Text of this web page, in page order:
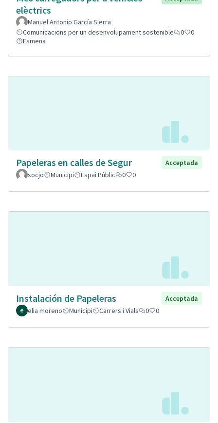
elèctrics
Manuel Antonio García Sierra
Comunicacions per un desenvolupament sostenible
0
0
Esmena
Papeleras en calles de Segur
Acceptada
socjo
Municipi Espai Públic 0 0
Instalación de Papeleras
Acceptada
elia moreno
Municipi Carrers i Vials 0 0